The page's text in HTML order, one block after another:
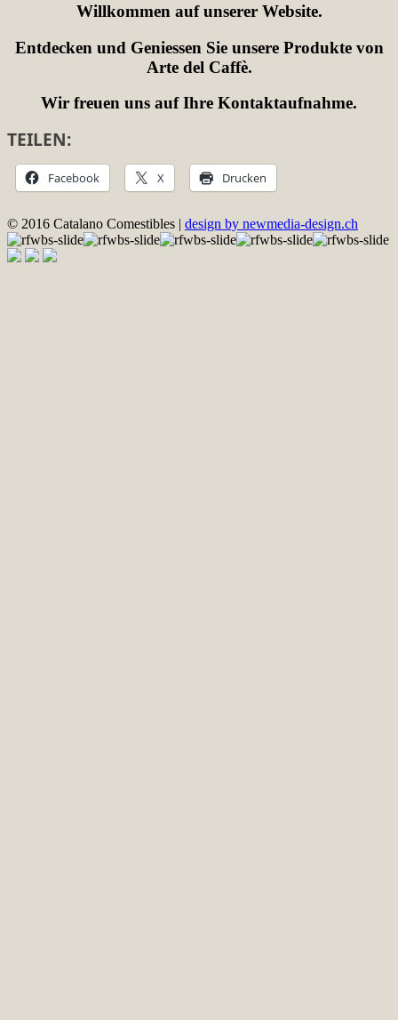
Willkommen auf unserer Website.
Entdecken und Geniessen Sie unsere Produkte von
Arte del Caffè.
Wir freuen uns auf Ihre Kontaktaufnahme.
TEILEN:
Facebook X Drucken
© 2016 Catalano Comestibles | design by newmedia-design.ch